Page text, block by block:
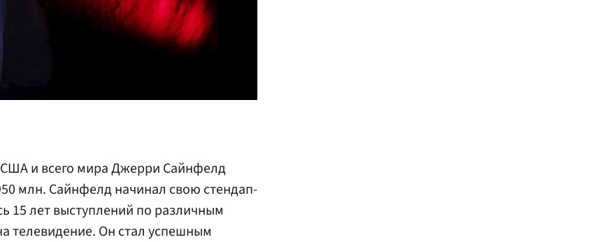
и всего мира Джерри Сайнфелд
млн. Сайнфелд начинал свою стендап-
15 лет выступлений по различным
телевидение. Он стал успешным